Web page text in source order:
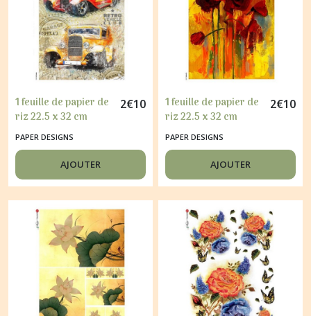
1 feuille de papier de
riz 22.5 x 32 cm
découpage collage
PAPER DESIGNS
VEHICULE RETRO
0052
2€10
PAPER DESIGNS
AJOUTER
1 feuille de papier de
riz 22.5 x 32 cm
découpage collage
PAPER DESIGNS
PEINTURE
COQUELICOT 0082
2€10
PAPER DESIGNS
AJOUTER